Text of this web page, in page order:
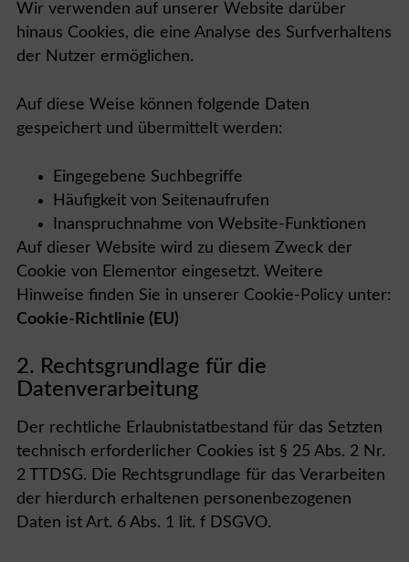
Wir verwenden auf unserer Website darüber
hinaus Cookies, die eine Analyse des Surfverhaltens
der Nutzer ermöglichen.
Auf diese Weise können folgende Daten
gespeichert und übermittelt werden:
Eingegebene Suchbegriffe
Häufigkeit von Seitenaufrufen
Inanspruchnahme von Website-Funktionen
Auf dieser Website wird zu diesem Zweck der
Cookie von Elementor eingesetzt. Weitere
Hinweise finden Sie in unserer Cookie-Policy unter:
Cookie-Richtlinie (EU)
2. Rechtsgrundlage für die
Datenverarbeitung
Der rechtliche Erlaubnistatbestand für das Setzten
technisch erforderlicher Cookies ist § 25 Abs. 2 Nr.
2 TTDSG. Die Rechtsgrundlage für das Verarbeiten
der hierdurch erhaltenen personenbezogenen
Daten ist Art. 6 Abs. 1 lit. f DSGVO.